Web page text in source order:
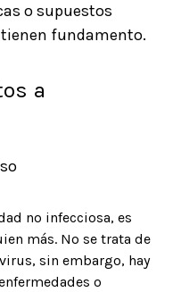
o supuestos
fundamento.
a
no infecciosa, es
más. No se trata de
sin embargo, hay
o